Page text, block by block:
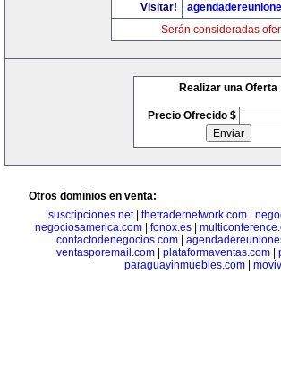
Visitar!
Serán consideradas
Realizar una Oferta
Precio Ofrecido $
Otros dominios en venta:
suscripciones.net| thetradernetwork.com|
negociosamerica.com| fonox.es|
contactodenegocios.com|
ventasporemail.com| plataformaventas.com|
paraguayinmuebles.com